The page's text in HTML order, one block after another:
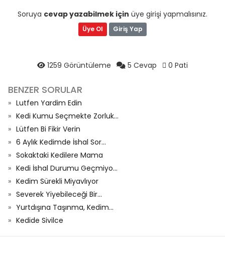
Soruya cevap yazabilmek için üye girişi yapmalısınız.
Üye Ol Giriş Yap
1259 Görüntüleme 5 Cevap 0 Pati
BENZER SORULAR
Lutfen Yardim Edin
Kedi Kumu Seçmekte Zorluk...
Lütfen Bi Fikir Verin
6 Aylık Kedimde İshal Sor...
Sokaktaki Kedilere Mama
Kedi İshal Durumu Geçmiyo...
Kedim Sürekli Miyavlıyor
Severek Yiyebileceği Bir...
Yurtdışına Taşınma, Kedim...
Kedide Sivilce